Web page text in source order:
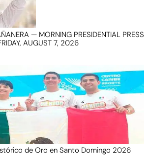
— MORNING PRESIDENTIAL PRESS
AUGUST 7, 2026
de Oro en Santo Domingo 2026